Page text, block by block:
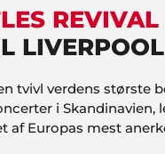
REVIVAL
tvivl verdens største
i
af Europas mest